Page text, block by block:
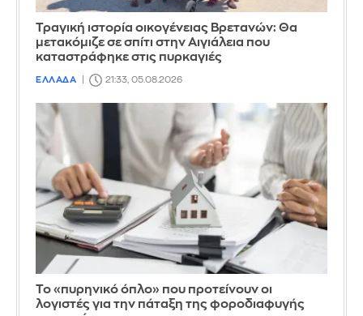
Τραγική ιστορία οικογένειας Βρετανών: Θα
μετακόμιζε σε σπίτι στην Αιγιάλεια που
καταστράφηκε στις πυρκαγιές
ΕΛΛΑΔΑ 21:33, 05.08.2026
Το «πυρηνικό όπλο» που προτείνουν οι
λογιστές για την πάταξη της φοροδιαφυγής